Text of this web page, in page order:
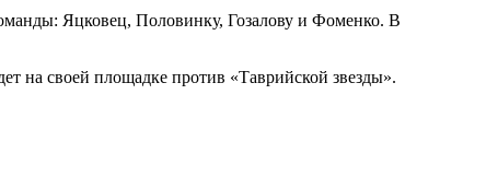
Яцковец, Половинку, Гозалову и Фоменко. В
на своей площадке против «Таврийской звезды».